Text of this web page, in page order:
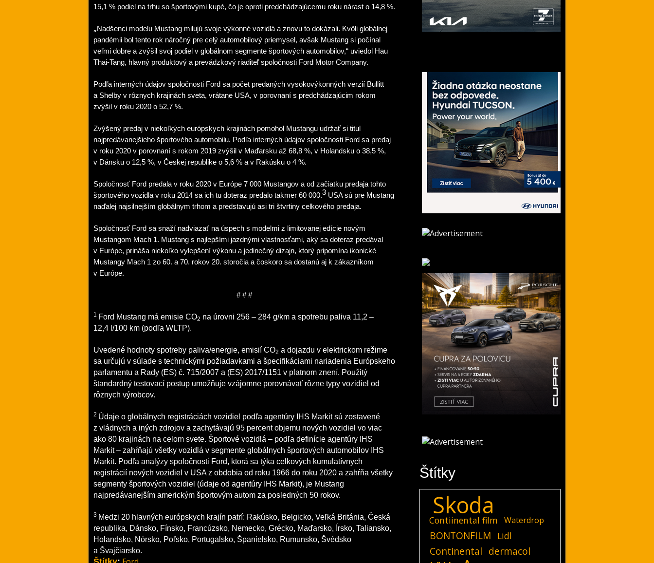
15,1 % podiel na trhu so športovými kupé, čo je oproti predchádzajúcemu roku nárast o 14,8 %.
„Nadšenci modelu Mustang milujú svoje výkonné vozidlá a znovu to dokázali. Kvôli globálnej
pandémii bol tento rok náročný pre celý automobilový priemysel, avšak Mustang si počínal
veľmi dobre a zvýšil svoj podiel v globálnom segmente športových automobilov,“ uviedol Hau
Thai-Tang, hlavný produktový a prevádzkový riaditeľ spoločnosti Ford Motor Company.
Podľa interných údajov spoločnosti Ford sa počet predaných vysokovýkonných verzií Bullitt
a Shelby v rôznych krajinách sveta, vrátane USA, v porovnaní s predchádzajúcim rokom
zvýšil v roku 2020 o 52,7 %.
Zvýšený predaj v niekoľkých európskych krajinách pomohol Mustangu udržať si titul
najpredávanejšieho športového automobilu. Podľa interných údajov spoločnosti Ford sa predaj
v roku 2020 v porovnaní s rokom 2019 zvýšil v Maďarsku až 68,8 %, v Holandsku o 38,5 %,
v Dánsku o 12,5 %, v Českej republike o 5,6 % a v Rakúsku o 4 %.
Spoločnosť Ford predala v roku 2020 v Európe 7 000 Mustangov a od začiatku predaja tohto
športového vozidla v roku 2014 sa ich tu doteraz predalo takmer 60 000.3 USA sú pre Mustang
naďalej najsilnejším globálnym trhom a predstavujú asi tri štvrtiny celkového predaja.
Spoločnosť Ford sa snaží nadviazať na úspech s modelmi z limitovanej edície novým
Mustangom Mach 1. Mustang s najlepšími jazdnými vlastnosťami, aký sa doteraz predával
v Európe, prináša niekoľko vylepšení výkonu a jedinečný dizajn, ktorý pripomína ikonické
Mustangy Mach 1 zo 60. a 70. rokov 20. storočia a čoskoro sa dostanú aj k zákazníkom
v Európe.
# # #
1 Ford Mustang má emisie CO2 na úrovni 256 – 284 g/km a spotrebu paliva 11,2 –
12,4 l/100 km (podľa WLTP).
Uvedené hodnoty spotreby paliva/energie, emisií CO2 a dojazdu v elektrickom režime
sa určujú v súlade s technickými požiadavkami a špecifikáciami nariadenia Európskeho
parlamentu a Rady (ES) č. 715/2007 a (ES) 2017/1151 v platnom znení. Použitý
štandardný testovací postup umožňuje vzájomne porovnávať rôzne typy vozidiel od
rôznych výrobcov.
2 Údaje o globálnych registráciách vozidiel podľa agentúry IHS Markit sú zostavené
z vládnych a iných zdrojov a zachytávajú 95 percent objemu nových vozidiel vo viac
ako 80 krajinách na celom svete. Športové vozidlá – podľa definície agentúry IHS
Markit – zahŕňajú všetky vozidlá v segmente globálnych športových automobilov IHS
Markit. Podľa analýzy spoločnosti Ford, ktorá sa týka celkových kumulatívnych
registrácií nových vozidiel v USA z obdobia od roku 1966 do roku 2020 a zahŕňa všetky
segmenty športových vozidiel (údaje od agentúry IHS Markit), je Mustang
najpredávanejším americkým športovým autom za posledných 50 rokov.
3 Medzi 20 hlavných európskych krajín patrí: Rakúsko, Belgicko, Veľká Británia, Česká
republika, Dánsko, Fínsko, Francúzsko, Nemecko, Grécko, Maďarsko, Írsko, Taliansko,
Holandsko, Nórsko, Poľsko, Portugalsko, Španielsko, Rumunsko, Švédsko
a Švajčiarsko.
Štítky
Skoda
Contiinental film Waterdrop
BONTONFILM Lidl
Continental dermacol